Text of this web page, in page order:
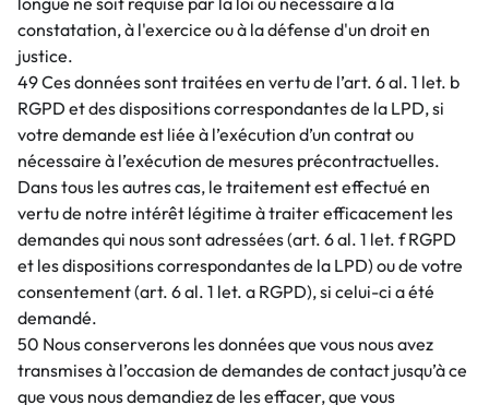
constatation, à l'exercice ou à la défense d'un droit en
justice.
49 Ces données sont traitées en vertu de l’art. 6 al. 1 let. b
RGPD et des dispositions correspondantes de la LPD, si
votre demande est liée à l’exécution d’un contrat ou
nécessaire à l’exécution de mesures précontractuelles.
Dans tous les autres cas, le traitement est effectué en
vertu de notre intérêt légitime à traiter efficacement les
demandes qui nous sont adressées (art. 6 al. 1 let. f RGPD
et les dispositions correspondantes de la LPD) ou de votre
consentement (art. 6 al. 1 let. a RGPD), si celui-ci a été
demandé.
50 Nous conserverons les données que vous nous avez
transmises à l’occasion de demandes de contact jusqu’à ce
que vous nous demandiez de les effacer, que vous